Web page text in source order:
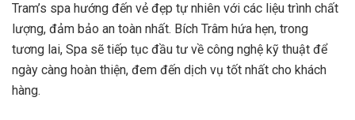
Tram’s spa hướng đến vẻ đẹp tự nhiên với các liệu trình chất
lượng, đảm bảo an toàn nhất. Bích Trâm hứa hẹn, trong
tương lai, Spa sẽ tiếp tục đầu tư về công nghệ kỹ thuật để
ngày càng hoàn thiện, đem đến dịch vụ tốt nhất cho khách
hàng.